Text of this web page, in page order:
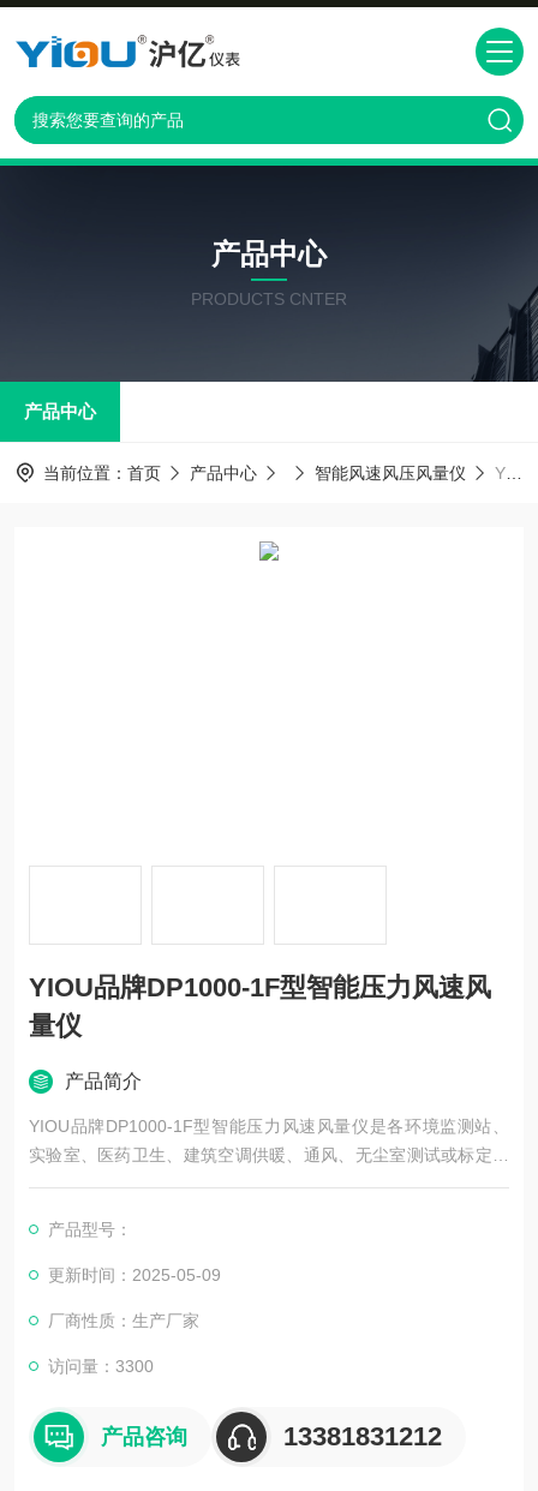
产品中心
PRODUCTS CNTER
产品中心
当前位置： 首页 产品中心 智能风速风压风量仪 YIOU品牌DP1000-1F型智能压力风速风量仪
YIOU品牌DP1000-1F型智能压力风速风
量仪
产品简介
YIOU品牌DP1000-1F型智能压力风速风量仪是各环境监测站、
实验室、医药卫生、建筑空调供暖、通风、无尘室测试或标定压
力的理想仪器，配上皮托管可直读测量气体流速和风量。
产品型号：
更新时间：2025-05-09
厂商性质：生产厂家
访问量：3300
产品咨询 13381831212